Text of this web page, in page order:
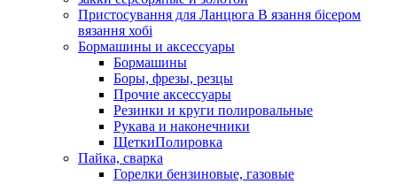
Пристосування для Ланцюга В язання бісером
вязання хобі
Бормашины и аксессуары
Бормашины
Боры, фрезы, резцы
Прочие аксессуары
Резинки и круги полировальные
Рукава и наконечники
ЩеткиПолировка
Пайка, сварка
Горелки бензиновые, газовые